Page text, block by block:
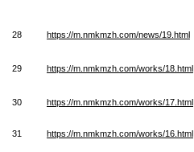
28 https://m.nmkmzh.com/news/19.html
29 https://m.nmkmzh.com/works/18.html
30 https://m.nmkmzh.com/works/17.html
31 https://m.nmkmzh.com/works/16.html